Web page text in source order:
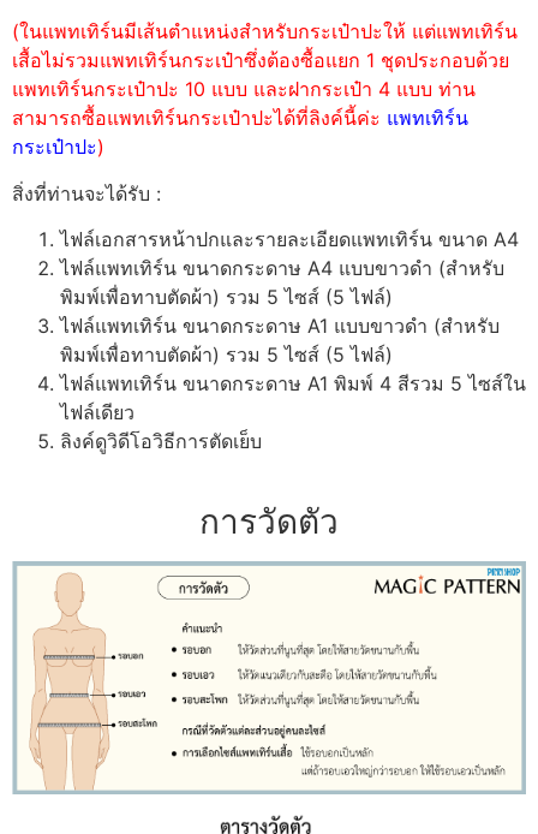
(ในแพทเทิร์นมีเส้นตำแหน่งสำหรับกระเป๋าปะให้ แต่แพทเทิร์น
เสื้อไม่รวมแพทเทิร์นกระเป๋าซึ่งต้องซื้อแยก 1 ชุดประกอบด้วย
แพทเทิร์นกระเป๋าปะ 10 แบบ และฝากระเป๋า 4 แบบ ท่าน
สามารถซื้อแพทเทิร์นกระเป๋าปะได้ที่ลิงค์นี้ค่ะ แพทเทิร์น
กระเป๋าปะ)
สิ่งที่ท่านจะได้รับ :
ไฟล์เอกสารหน้าปกและรายละเอียดแพทเทิร์น ขนาด A4
ไฟล์แพทเทิร์น ขนาดกระดาษ A4 แบบขาวดำ (สำหรับ
พิมพ์เพื่อทาบตัดผ้า) รวม 5 ไซส์ (5 ไฟล์)
ไฟล์แพทเทิร์น ขนาดกระดาษ A1 แบบขาวดำ (สำหรับ
พิมพ์เพื่อทาบตัดผ้า) รวม 5 ไซส์ (5 ไฟล์)
ไฟล์แพทเทิร์น ขนาดกระดาษ A1 พิมพ์ 4 สีรวม 5 ไซส์ใน
ไฟล์เดียว
ลิงค์ดูวิดีโอวิธีการตัดเย็บ
การวัดตัว